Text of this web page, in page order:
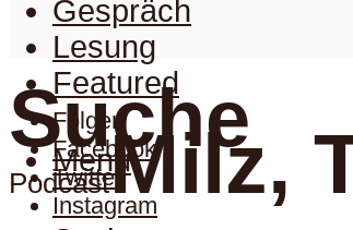
Folgen
Facebook
Twitter
Instagram
Suche
Gespräch
Lesung
Featured
Menu
PodcastMilz,